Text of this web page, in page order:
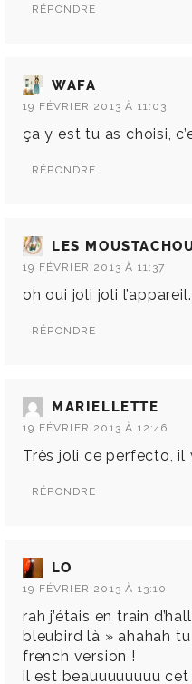
RÉPONDRE
WAFA
19 FÉVRIER 2013 À 11:03
ça y est tu as choisi,
RÉPONDRE
LES
19 FÉVRIER 2013 À 11:37
oh oui joli joli
RÉPONDRE
MARIELLETTE
19 FÉVRIER 2013 À 12:46
Très joli ce perfecto, il
RÉPONDRE
LO
19 FÉVRIER 2013 À 13:10
rah j’étais en train
bleubird là » ahahah
french version !
il est beauuuuuuuu